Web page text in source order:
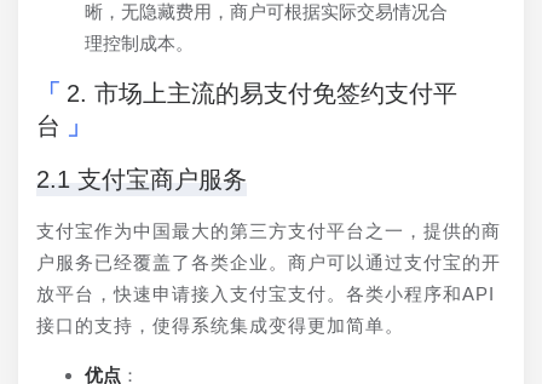
晰，无隐藏费用，商户可根据实际交易情况合
理控制成本。
2. 市场上主流的易支付免签约支付平
台
2.1 支付宝商户服务
支付宝作为中国最大的第三方支付平台之一，提供的商
户服务已经覆盖了各类企业。商户可以通过支付宝的开
放平台，快速申请接入支付宝支付。各类小程序和API
接口的支持，使得系统集成变得更加简单。
优点 ：